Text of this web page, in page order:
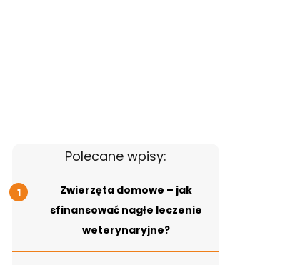
Polecane wpisy:
Zwierzęta domowe – jak
sfinansować nagłe leczenie
weterynaryjne?